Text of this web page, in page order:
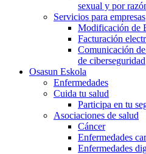
sexual y por
Servicios para empresas
Modificación de
Facturación
Comunicación
de ciberseguridad
Osasun Eskola
Enfermedades
Cuida tu salud
Participa en tu
Asociaciones de salud
Cáncer
Enfermedades
Enfermedades